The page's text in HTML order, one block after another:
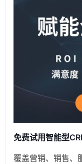
免费试用智能型
覆盖营销、销售、